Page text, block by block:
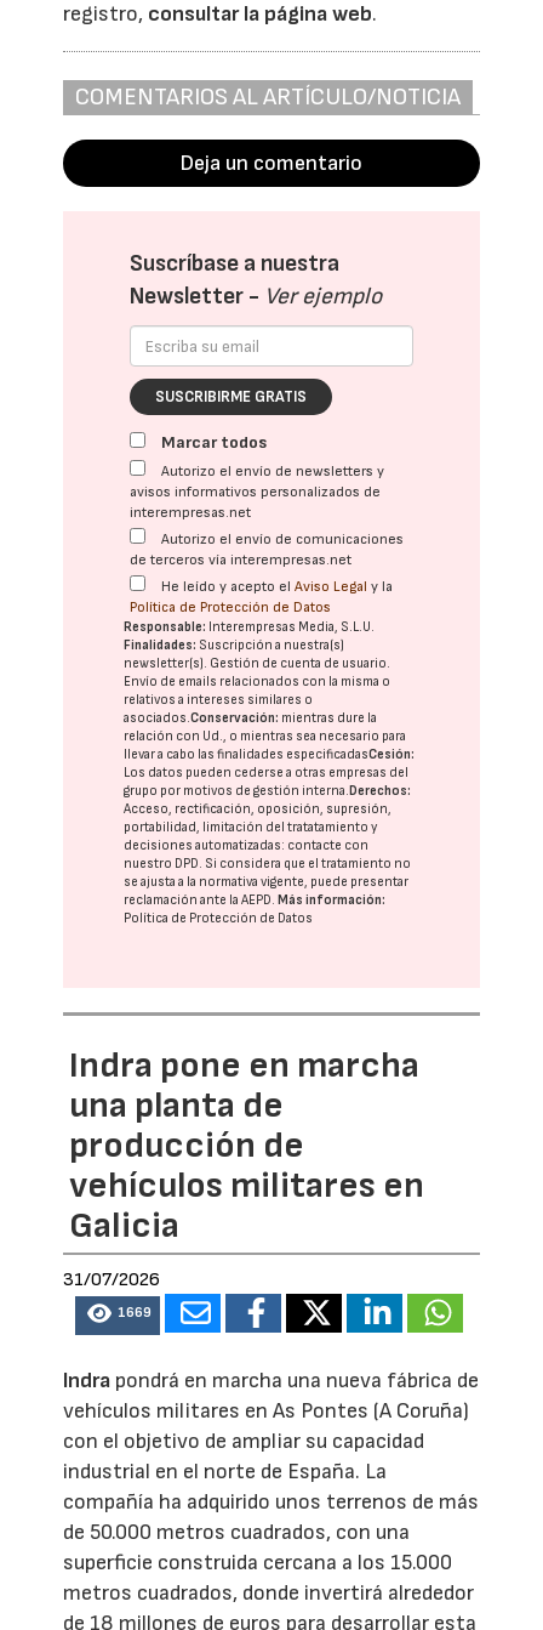
registro, consultar la página web.
COMENTARIOS AL ARTÍCULO/NOTICIA
Deja un comentario
Suscríbase a nuestra
Newsletter - Ver ejemplo
SUSCRIBIRME GRATIS
Marcar todos
Autorizo el envío de newsletters y
avisos informativos personalizados de
interempresas.net
Autorizo el envío de comunicaciones
de terceros vía interempresas.net
He leído y acepto elAviso Legal y la
Política de Protección de Datos
Responsable: Interempresas Media, S.L.U.
Finalidades: Suscripción a nuestra(s)
newsletter(s). Gestión de cuenta de usuario.
Envío de emails relacionados con la misma o
relativos a intereses similares o
asociados.Conservación: mientras dure la
relación con Ud., o mientras sea necesario para
llevar a cabo las finalidades especificadasCesión:
Los datos pueden cederse a otras empresas del
grupo por motivos de gestión interna. Derechos:
Acceso, rectificación, oposición, supresión,
portabilidad, limitación del tratatamiento y
decisiones automatizadas: contacte con
nuestro DPD. Si considera que el tratamiento no
se ajusta a la normativa vigente, puede presentar
reclamación ante laAEPD. Más información:
Política de Protección de Datos
Indra pone en marcha
una planta de
producción de
vehículos militares en
Galicia
31/07/2026
1669
Indra pondrá en marcha una nueva fábrica de
vehículos militares en As Pontes (A Coruña)
con el objetivo de ampliar su capacidad
industrial en el norte de España. La
compañía ha adquirido unos terrenos de más
de 50.000 metros cuadrados, con una
superficie construida cercana a los 15.000
metros cuadrados, donde invertirá alrededor
de 18 millones de euros para desarrollar esta